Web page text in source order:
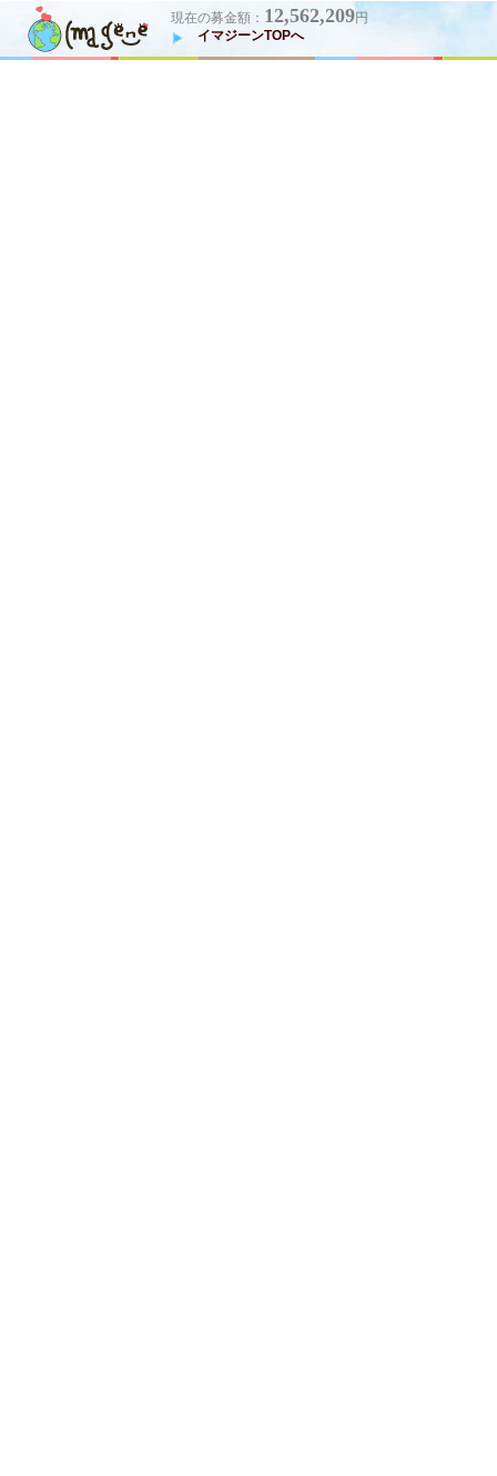
現在の募金額： 12,562,209円
イマジーンTOPへ